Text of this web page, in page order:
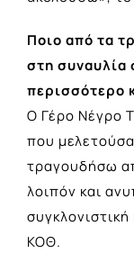
Ποιο από τα
στη συναυλία
περισσότερο
Ο Γέρο Νέγρο
που
τραγουδήσω
λοιπόν και
ΚΟΘ.